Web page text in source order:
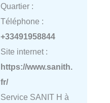
Quartier :
Téléphone :
+33491958844
Site internet :
https://www.sanith.
fr/
Service SANIT H à